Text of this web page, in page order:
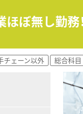
躍しています。
しています。
に適しています。
ぼ無し勤務
チェーン以外 総合科目